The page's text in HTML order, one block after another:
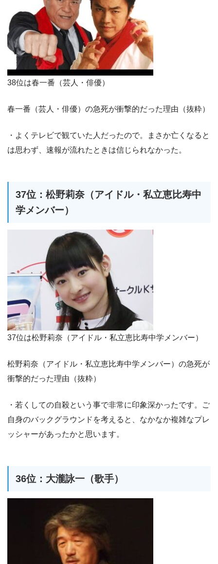
38位は春一番（芸人・俳優）
春一番（芸人・俳優）の急死が衝撃的だった理由（抜粋）
・よくテレビで観ていた人だったので。まさか亡くなると
は思わず、速報が流れたときは信じられなかった。
37位：松野莉奈（アイドル・私立恵比寿中
学メンバー）
37位は松野莉奈（アイドル・私立恵比寿中学メンバー）
松野莉奈（アイドル・私立恵比寿中学メンバー）の急死が
衝撃的だった理由（抜粋）
・若くしての自殺という事で非常に印象深かったです。ご
自身のバックグラウンドを考えると、なかなか複雑なプレ
ッシャーがあったかと思います。
36位：大瀧詠一（歌手）